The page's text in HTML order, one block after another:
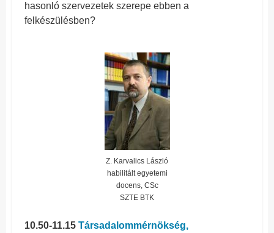
hasonló szervezetek szerepe ebben a
felkészülésben?
Z. Karvalics László
habilitált egyetemi
docens, CSc
SZTE BTK
10.50-11.15 Társadalommérnökség,